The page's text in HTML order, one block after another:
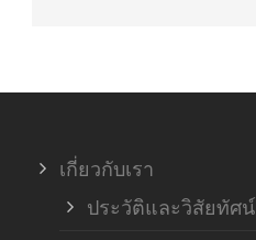
เกี่ยวกับเรา
ประวัติและวิสัยทัศน์